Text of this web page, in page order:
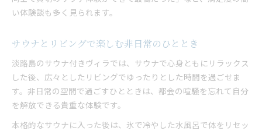
い体験談も多く見られます。
サウナとリビングで楽しむ非日常のひととき
淡路島のサウナ付きヴィラでは、サウナで心身ともにリラックス
した後、広々としたリビングでゆったりとした時間を過ごせま
す。非日常の空間で過ごすひとときは、都会の喧騒を忘れて自分
を解放できる貴重な体験です。
本格的なサウナに入った後は、氷で冷やした水風呂で体をリセッ